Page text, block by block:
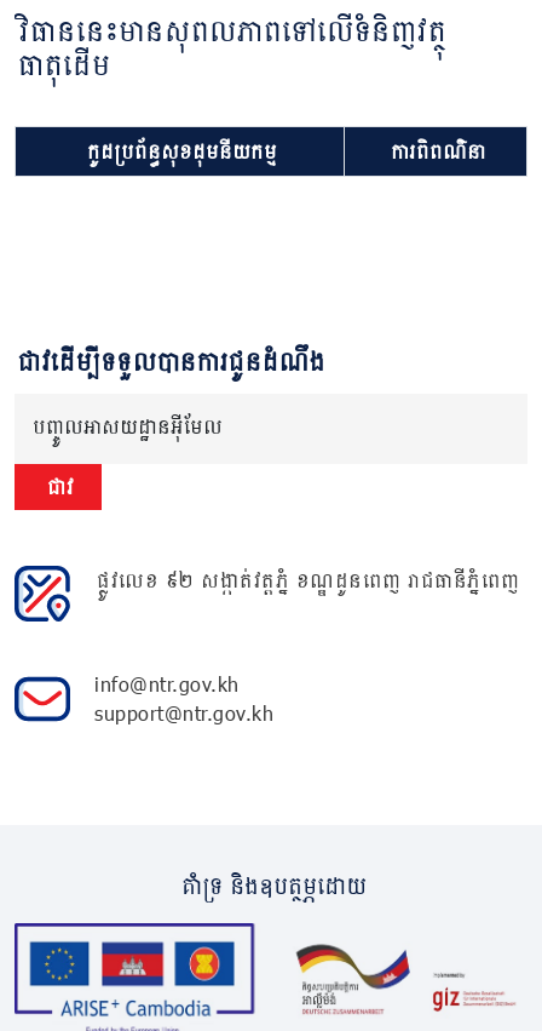
វិធាននេះមានសុពលភាពទៅលើទំនិញវត្ថុ
ធាតុដើម
កូដប្រព័ន្ធសុខដុមនីយកម្ម ការពិពណ៌នា
ជាវដើម្បីទទួលបានការជូនដំណឹង
បញ្ចូលអាសយដ្ឋានអ៊ីមែល
ជាវ
ផ្លូវលេខ ៩២ សង្កាត់វត្តភ្នំ ខណ្ឌដូនពេញ រាជធានីភ្នំពេញ
info@ntr.gov.kh
support@ntr.gov.kh
គាំទ្រ និងឧបត្ថម្ភដោយ